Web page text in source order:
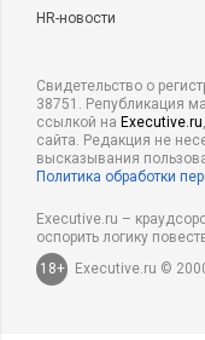
HR-новости
Свидетельство о
38751. Републикация
ссылкой на Executive.ru
сайта. Редакция не
высказывания
Политика обработки
Executive.ru –
оспорить логику
18+
Executive.ru ©